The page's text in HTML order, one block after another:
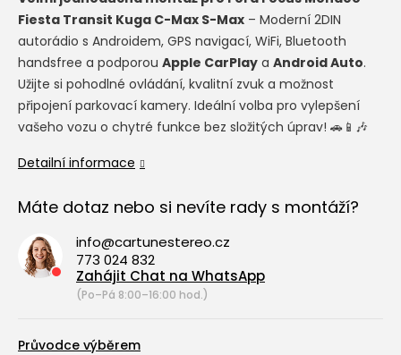
Fiesta Transit Kuga C-Max S-Max – Moderní 2DIN
autorádio s Androidem, GPS navigací, WiFi, Bluetooth
handsfree a podporou Apple CarPlay a Android Auto.
Užijte si pohodlné ovládání, kvalitní zvuk a možnost
připojení parkovací kamery. Ideální volba pro vylepšení
vašeho vozu o chytré funkce bez složitých úprav! 🚗📱🎶
Detailní informace
Máte dotaz nebo si nevíte rady s montáží?
info@cartunestereo.cz
773 024 832
Zahájit Chat na WhatsApp
(Po–Pá 8:00–16:00 hod.)
Průvodce výběrem